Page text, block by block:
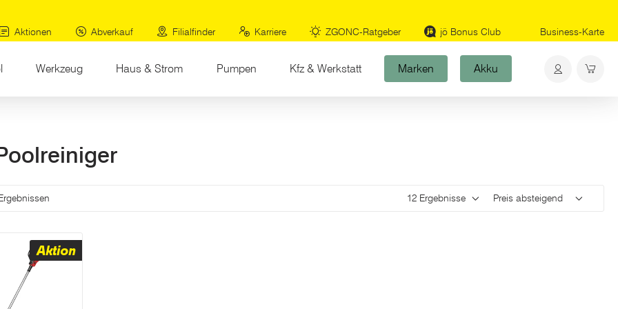
Aktionen
Abverkauf Filialfinder Karriere ZGONC-Ratgeber jö Bonus Club Business-Karte
Werkzeug Haus & Strom Pumpen Kfz & Werkstatt Marken Akku
Ergebnisse pro Seite Sortieren
Aktion